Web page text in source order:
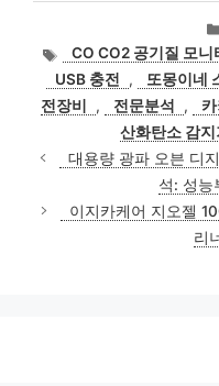
태
그
CO CO2 공기질 모니
USB 충전
, 또몽이네
전장비
, 전문분석 ,
산화탄소 감지
대용량 광파 오븐 디
석: 성능
이지카케어 지오젤
리